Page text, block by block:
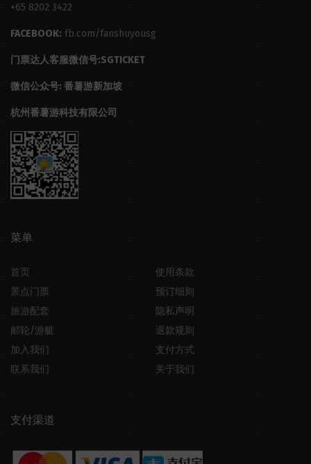
+65 8202 3422
FACEBOOK: fb.com/fanshuyousg
门票达人客服微信号:SGTICKET
微信公众号: 番薯游新加坡
杭州番薯游科技有限公司
菜单
首页
使用条款
景点门票
预订细则
旅游配套
隐私声明
邮轮/游艇
退款规则
加入我们
支付方式
联系我们
关于我们
支付渠道